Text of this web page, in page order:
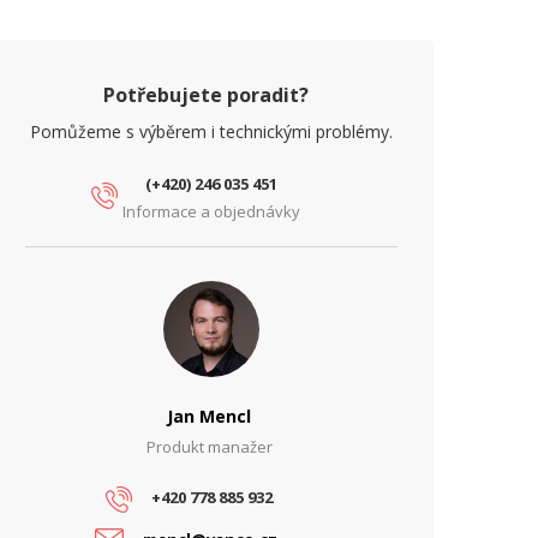
Potřebujete poradit?
Pomůžeme s výběrem i technickými problémy.
(+420) 246 035 451
Informace a objednávky
Jan Mencl
Produkt manažer
+420 778 885 932